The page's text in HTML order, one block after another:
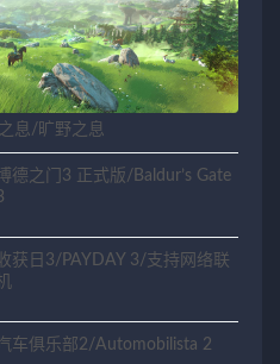
息/旷野之息
德之门3 正式版/Baldur’s Gate
收获日3/PAYDAY 3/支持网络联
车俱乐部2/Automobilista 2